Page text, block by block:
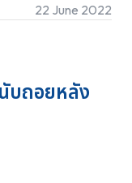
22 June 2022
บถอยหลัง